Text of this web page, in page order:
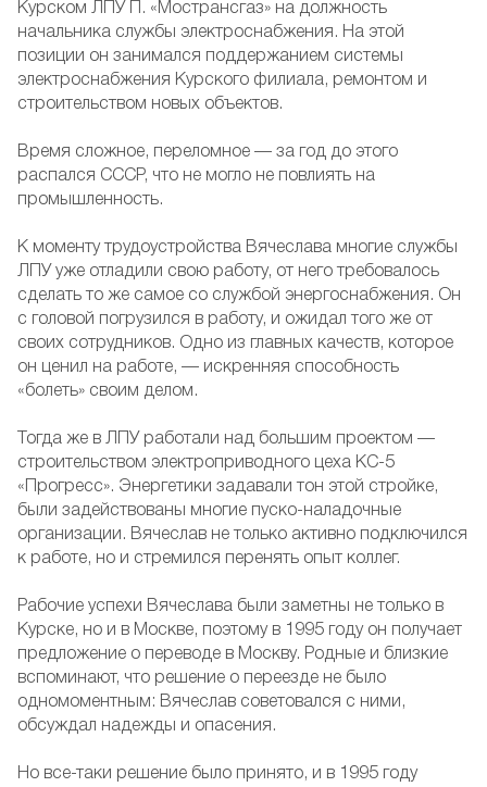
Курском ЛПУ П. «Мострансгаз» на должность
начальника службы электроснабжения. На этой
позиции он занимался поддержанием системы
электроснабжения Курского филиала, ремонтом и
строительством новых объектов.
Время сложное, переломное — за год до этого
распался СССР, что не могло не повлиять на
промышленность.
К моменту трудоустройства Вячеслава многие службы
ЛПУ уже отладили свою работу, от него требовалось
сделать то же самое со службой энергоснабжения. Он
с головой погрузился в работу, и ожидал того же от
своих сотрудников. Одно из главных качеств, которое
он ценил на работе, — искренняя способность
«болеть» своим делом.
Тогда же в ЛПУ работали над большим проектом —
строительством электроприводного цеха КС-5
«Прогресс». Энергетики задавали тон этой стройке,
были задействованы многие пуско-наладочные
организации. Вячеслав не только активно подключился
к работе, но и стремился перенять опыт коллег.
Рабочие успехи Вячеслава были заметны не только в
Курске, но и в Москве, поэтому в 1995 году он получает
предложение о переводе в Москву. Родные и близкие
вспоминают, что решение о переезде не было
одномоментным: Вячеслав советовался с ними,
обсуждал надежды и опасения.
Но все-таки решение было принято, и в 1995 году